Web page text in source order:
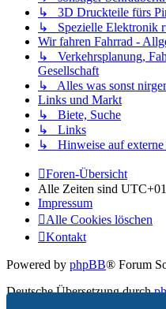
↳ 3D Druckteile fürs
↳ Spezielle Elektronik
Wir fahren Fahrrad -
↳ Verkehrsplanung,
Gesellschaft
↳ Alles was sonst
Links und Markt
↳ Biete, Suche
↳ Links
↳ Hinweise auf externe
Foren-Übersicht
Alle Zeiten sind
Impressum
Alle Cookies löschen
Kontakt
Powered by phpBB® Forum
Deutsche Übersetzung durch